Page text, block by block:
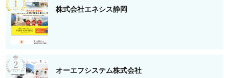
株式会社エネシス静岡
オーエフシステム株式会社